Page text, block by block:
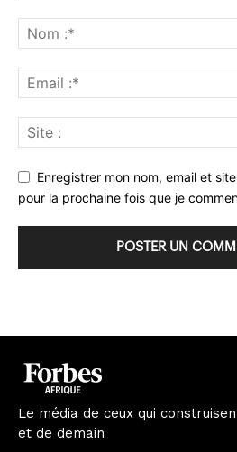
Enregistrer mon nom, email et
pour la prochaine fois que je
Le média de ceux qui
et de demain